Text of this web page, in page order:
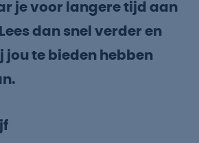
je voor langere tijd aan
dan snel verder en
jou te bieden hebben